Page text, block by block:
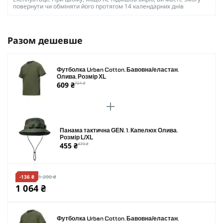
повернути чи обміняти його протягом 14 календарних днів
Разом дешевше
Футболка Urban Cotton. Бавовна/еластан.
Олива. Розмір XL
609 ₴721 ₴
Панама тактична GEN. 1. Капелюх Олива.
Розмір L/XL
455 ₴479 ₴
-136 ₴ 1 200 ₴
1 064 ₴
Футболка Urban Cotton. Бавовна/еластан.